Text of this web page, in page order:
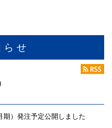
ら せ
期）発注予定公開しました